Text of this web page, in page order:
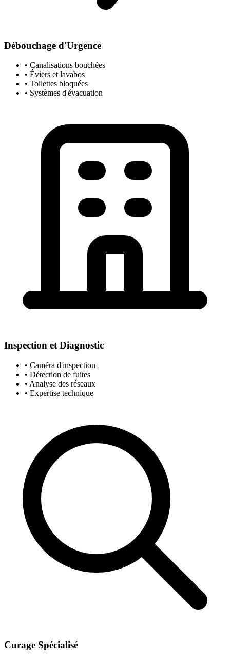
Débouchage d'Urgence
• Canalisations bouchées
• Éviers et lavabos
• Toilettes bloquées
• Systèmes d'évacuation
Inspection et Diagnostic
• Caméra d'inspection
• Détection de fuites
• Analyse des réseaux
• Expertise technique
Curage Spécialisé